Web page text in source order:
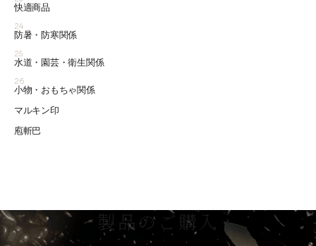
快適商品
24
防暑・防寒関係
25
水道・園芸・衛生関係
26
小物・おもちゃ関係
マルキン印
庖斬巴
製品のご購入